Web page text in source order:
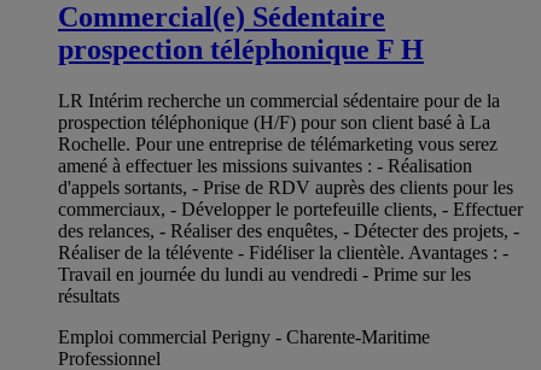
Commercial(e) Sédentaire
prospection téléphonique F H
LR Intérim recherche un commercial sédentaire pour de la
prospection téléphonique (H/F) pour son client basé à La
Rochelle. Pour une entreprise de télémarketing vous serez
amené à effectuer les missions suivantes : - Réalisation
d'appels sortants, - Prise de RDV auprès des clients pour les
commerciaux, - Développer le portefeuille clients, - Effectuer
des relances, - Réaliser des enquêtes, - Détecter des projets, -
Réaliser de la télévente - Fidéliser la clientèle. Avantages : -
Travail en journée du lundi au vendredi - Prime sur les
résultats
Emploi commercial Perigny - Charente-Maritime
Professionnel